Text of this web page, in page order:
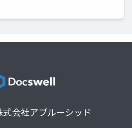
会社アプルーシッド